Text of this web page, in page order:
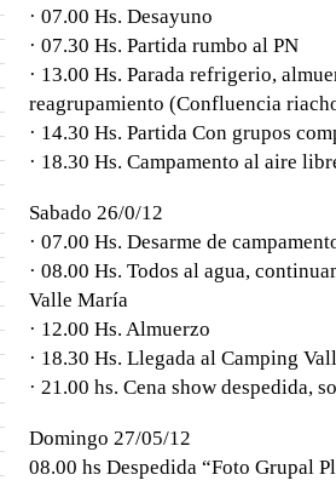
· 07.00 Hs. Desayuno
· 07.30 Hs. Partida rumbo al PN
· 13.00 Hs. Parada refrigerio,
reagrupamiento (Confluencia
· 14.30 Hs. Partida Con grupos
· 18.30 Hs. Campamento al aire
Sabado 26/0/12
· 07.00 Hs. Desarme de
· 08.00 Hs. Todos al agua,
Valle María
· 12.00 Hs. Almuerzo
· 18.30 Hs. Llegada al Camping
· 21.00 hs. Cena show despedida,
Domingo 27/05/12
08.00 hs Despedida “Foto Grupal